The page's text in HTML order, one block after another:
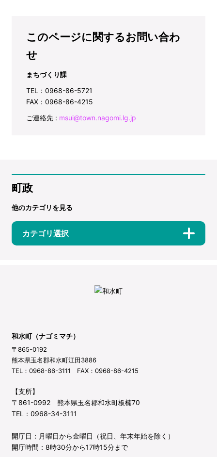
このページに関するお問い合わ
せ
まちづくり課
TEL：0968-86-5721
FAX：0968-86-4215
ご連絡先 : msui@town.nagomi.lg.jp
町政
他のカテゴリを見る
カテゴリ選択
和水町（ナゴミマチ）
〒865-0192
熊本県玉名郡和水町江田3886
TEL：0968-86-3111 FAX：0968-86-4215
【支所】
〒861-0992 熊本県玉名郡和水町板楠70
TEL：0968-34-3111
開庁日：月曜日から金曜日（祝日、年末年始を除く）
開庁時間：8時30分から17時15分まで